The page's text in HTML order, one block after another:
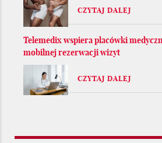
CZYTAJ DALEJ
Telemedix wspiera placówki
mobilnej rezerwacji wizyt
CZYTAJ DALEJ